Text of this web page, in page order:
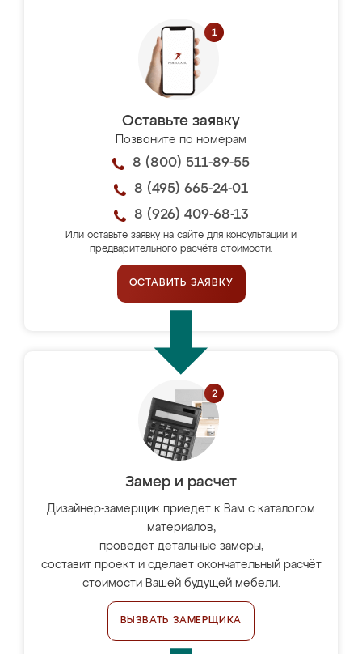
Оставьте заявку
Позвоните по номерам
8 (800) 511-89-55
8 (495) 665-24-01
8 (926) 409-68-13
Или оставьте заявку на сайте для консультации и
предварительного расчёта стоимости.
ОСТАВИТЬ ЗАЯВКУ
Замер и расчет
Дизайнер-замерщик приедет к Вам с каталогом
материалов,
проведёт детальные замеры,
составит проект и сделает окончательный расчёт
стоимости Вашей будущей мебели.
ВЫЗВАТЬ ЗАМЕРЩИКА